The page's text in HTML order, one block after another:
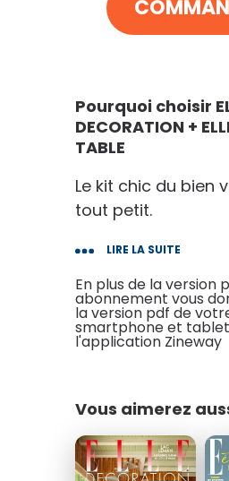
Pourquoi choisir
DECORATION +
TABLE
Le kit chic du bien
tout petit.
LIRE LA SUITE
En plus de la version
abonnement vous
la version pdf de
smartphone et
l'application Zineway
Vous aimerez
CONTINUER MES